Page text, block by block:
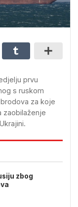
prvu
s ruskom
za koje
zaobilaženje
zbog